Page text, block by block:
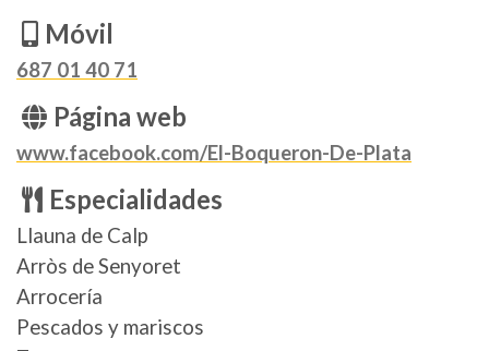
Móvil
687 01 40 71
Página web
www.facebook.com/El-Boqueron-De-Plata
Especialidades
Llauna de Calp
Arròs de Senyoret
Arrocería
Pescados y mariscos